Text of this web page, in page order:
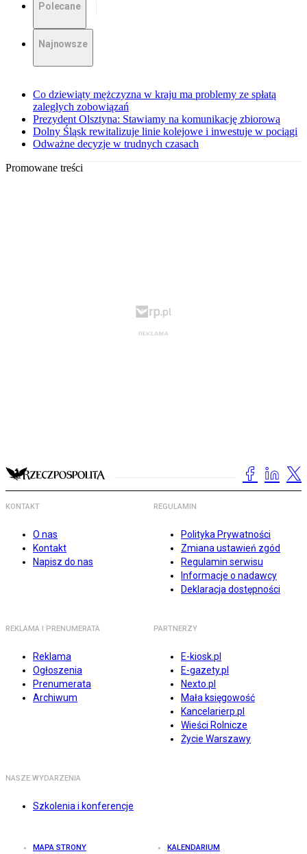
Polecane
Najnowsze
Co dziewiąty mężczyzna w kraju ma problemy ze spłatą
zaległych zobowiązań
Prezydent Olsztyna: Stawiamy na komunikację zbiorową
Dolny Śląsk rewitalizuje linie kolejowe i inwestuje w pociągi
Odważne decyzje w trudnych czasach
Promowane treści
KONTAKT
O nas
Kontakt
Napisz do nas
REGULAMIN
Polityka Prywatności
Zmiana ustawień zgód
Regulamin serwisu
Informacje o nadawcy
Deklaracja dostępności
REKLAMA I PRENUMERATA
Reklama
Ogłoszenia
Prenumerata
Archiwum
PARTNERZY
E-kiosk.pl
E-gazety.pl
Nexto.pl
Mała księgowość
Kancelarierp.pl
Wieści Rolnicze
Życie Warszawy
NASZE WYDARZENIA
Szkolenia i konferencje
MAPA STRONY KALENDARIUM